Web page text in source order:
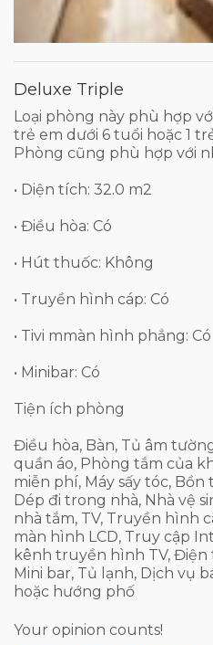
Deluxe Triple
Loại phòng này phù hợp
trẻ em dưới 6 tuổi hoặc 1
Phòng cũng phù hợp với
• Diện tích: 32.0 m2
• Điều hòa: Có
• Hút thuốc: Không
• Truyền hình cáp: Có
• Tivi mmàn hình phẳng: Có
• Minibar: Có
Tiện ích phòng
Điều hòa, Bàn, Tủ âm
quần áo, Phòng tắm của
miễn phí, Máy sấy tóc, Bồn
Dép đi trong nhà, Nhà vệ
nhà tắm, TV, Truyền hình
màn hình LCD, Truy cập
kênh truyền hình TV, Điện
Mini bar, Tủ lạnh, Dịch vụ
hoặc hướng phố
Your opinion counts!